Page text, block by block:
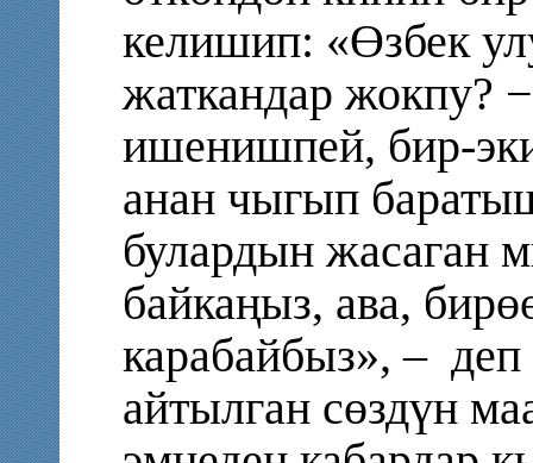
келишип: «Өзбек
жаткандар жокпу?
ишенишпей, бир-
анан чыгып
булардын жасаган
байкаңыз, ава,
карабайбыз», – деп
айтылган сөздүн